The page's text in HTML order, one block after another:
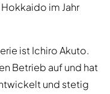
im Jahr
ist Ichiro Akuto.
Betrieb auf und hat
und stetig